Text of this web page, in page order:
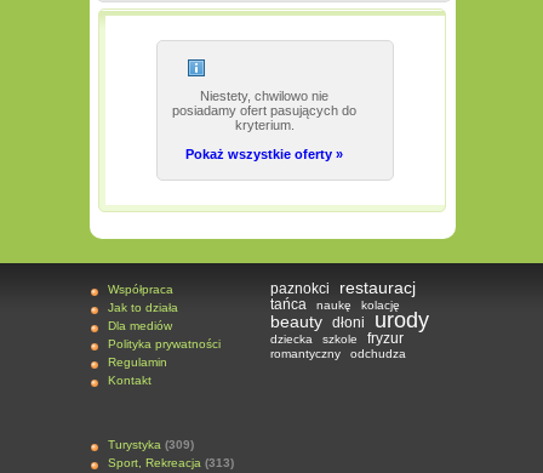
Niestety, chwilowo nie
posiadamy ofert pasujących do
kryterium.
Pokaż wszystkie oferty »
Współpraca
Jak to działa
Dla mediów
Polityka prywatności
Regulamin
Kontakt
Turystyka (309)
Sport, Rekreacja (313)
paznokci restauracj
tańca naukę kolację
beauty dłoni urody
dziecka szkole fryzur
romantyczny odchudza